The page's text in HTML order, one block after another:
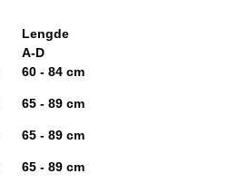
Lengde
A-D
60 - 84 cm
65 - 89 cm
65 - 89 cm
65 - 89 cm